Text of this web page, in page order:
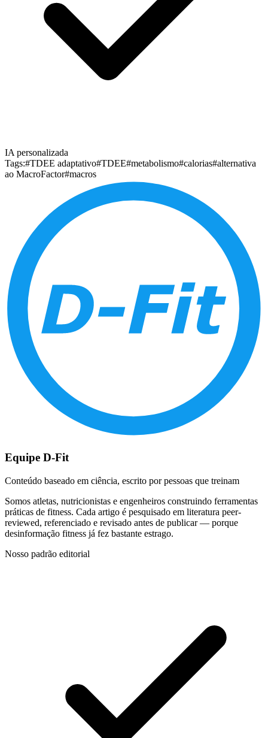
IA personalizada
Tags:#TDEE adaptativo#TDEE#metabolismo#calorias#alternativa
ao MacroFactor#macros
Equipe D-Fit
Conteúdo baseado em ciência, escrito por pessoas que treinam
Somos atletas, nutricionistas e engenheiros construindo ferramentas
práticas de fitness. Cada artigo é pesquisado em literatura peer-
reviewed, referenciado e revisado antes de publicar — porque
desinformação fitness já fez bastante estrago.
Nosso padrão editorial